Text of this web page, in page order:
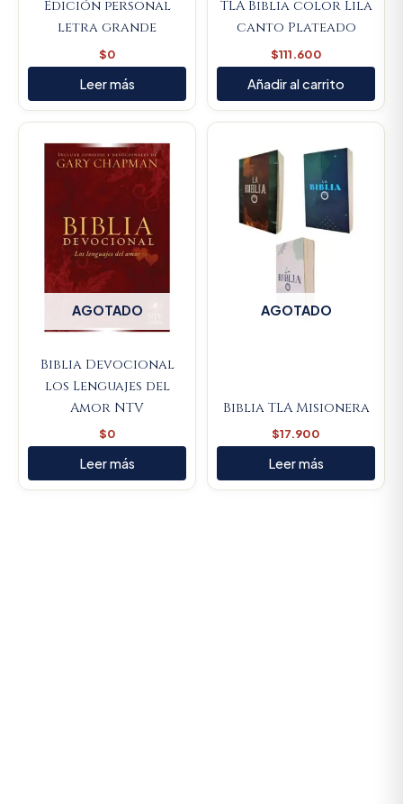
Edición personal
letra grande
$0
Leer más
TLA Biblia color Lila
canto Plateado
$111.600
Añadir al carrito
AGOTADO
Biblia Devocional
los Lenguajes del
Amor NTV
$0
Leer más
AGOTADO
Biblia TLA Misionera
$17.900
Leer más